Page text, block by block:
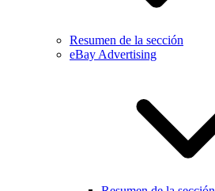
Resumen de la sección
eBay Advertising